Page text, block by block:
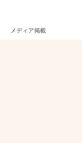
メディア掲載